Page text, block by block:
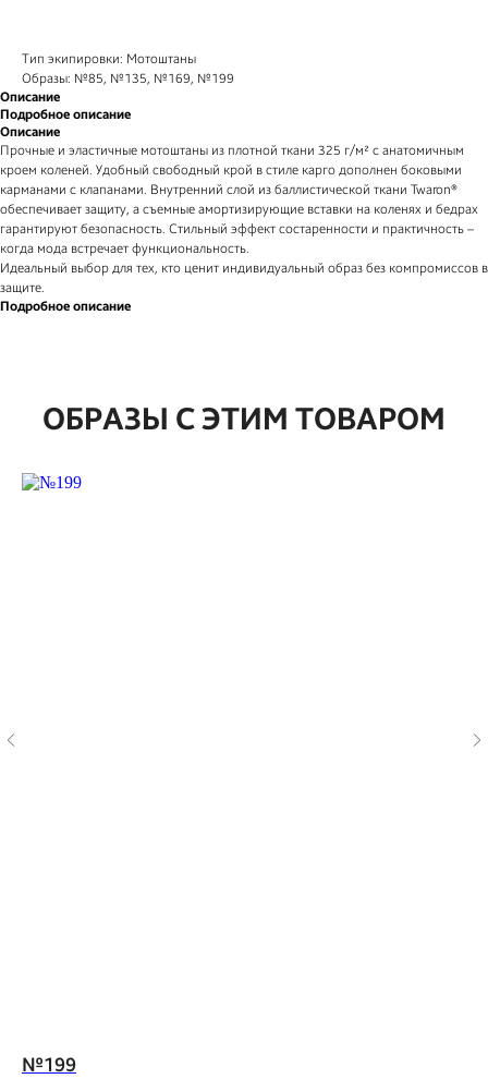
Тип экипировки: Мотоштаны
Образы: №85, №135, №169, №199
Описание
Подробное описание
Описание
Прочные и эластичные мотоштаны из плотной ткани 325 г/м² с анатомичным
кроем коленей. Удобный свободный крой в стиле карго дополнен боковыми
карманами с клапанами. Внутренний слой из баллистической ткани Twaron®
обеспечивает защиту, а съемные амортизирующие вставки на коленях и бедрах
гарантируют безопасность. Стильный эффект состаренности и практичность –
когда мода встречает функциональность.
Идеальный выбор для тех, кто ценит индивидуальный образ без компромиссов в
защите.
Подробное описание
ОБРАЗЫ С ЭТИМ ТОВАРОМ
№199